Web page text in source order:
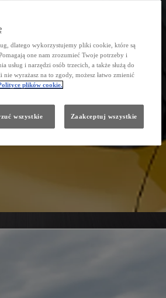
dlatego wykorzystujemy pliki cookie, które są
one nam zrozumieć Twoje potrzeby i
usług i narzędzi osób trzecich, a także służą do
wyrażasz na to zgody, możesz łatwo zmienić
plików cookie.
wszystkie Zaakceptuj wszystkie